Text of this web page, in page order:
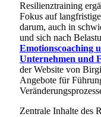
Resilienztraining
Fokus auf
darum, auch in
und sich nach
Emotionscoaching
Unternehmen und
der Website von
Angebote für
Zentrale Inhalte des